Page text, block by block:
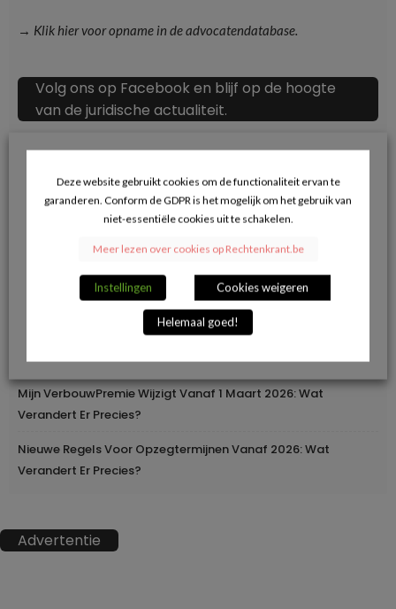
→ Klik hier voor opname in de advocatendatabase.
Volg ons op Facebook en blijf op de hoogte
van de juridische actualiteit.
Recente berichten
Herroepingsrecht Bij Online Aankopen: Wanneer Mag Je Iets
Geleidelijke Verhoging Van Loopbaanvoorwaarden
Europa Moderniseert Het Rijbewijs: Digitaal En
Grensoverschrijdend
Mijn VerbouwPremie Wijzigt Vanaf 1 Maart 2026: Wat
Verandert Er Precies?
Nieuwe Regels Voor Opzegtermijnen Vanaf 2026: Wat
Verandert Er Precies?
Advertentie
Deze website gebruikt cookies om de functionaliteit ervan te
garanderen. Conform de GDPR is het mogelijk om het gebruik van
niet-essentiële cookies uit te schakelen.
Meer lezen over cookies op Rechtenkrant.be
Instellingen Cookies weigeren
Helemaal goed!